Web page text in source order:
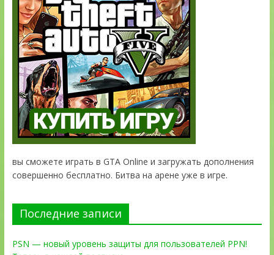
вы сможете играть в GTA Online и загружать дополнения
совершенно бесплатно. Битва на арене уже в игре.
Последние записи
PSN — новый уровень защиты для пользователей PPN!